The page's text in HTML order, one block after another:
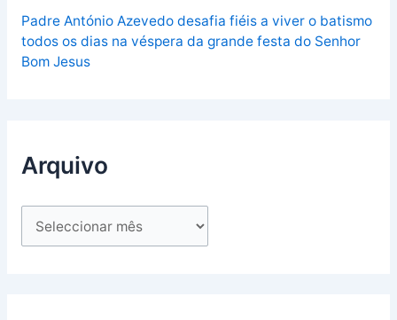
Padre António Azevedo desafia fiéis a viver o batismo
todos os dias na véspera da grande festa do Senhor
Bom Jesus
Arquivo